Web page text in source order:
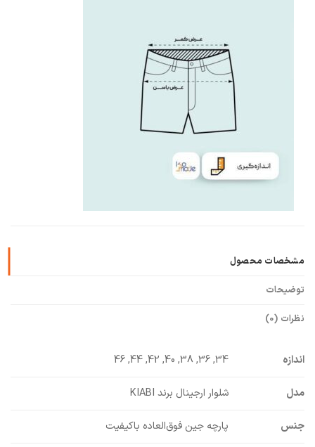
مشخصات محصول
توضیحات
نظرات (0)
اندازه 34, 36, 38, 40, 42, 44, 46
مدل شلوار ارجینال برند KIABI
جنس پارچه جین فوق‌العاده باکیفیت